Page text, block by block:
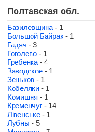
Полтавская обл.
Базилевщина - 1
Большой Байрак - 1
Гадяч - 3
Гоголево - 1
Гребенка - 4
Заводское - 1
Зеньков - 1
Кобеляки - 1
Комишня - 1
Кременчуг - 14
Лівенське - 1
Лубны - 5